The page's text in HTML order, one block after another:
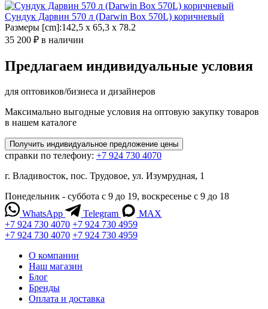
Сундук Дарвин 570 л (Darwin Box 570L) коричневый
Размеры [cm]:142,5 x 65,3 x 78.2
35 200 ₽ в наличии
Предлагаем индивидуальные условия
для оптовиков/бизнеса и дизайнеров
Максимально выгодные условия на оптовую закупку товаров
в нашем каталоге
Получить индивидуальное предложение цены
справки по телефону: +7 924 730 4070
г. Владивосток, пос. Трудовое, ул. Изумрудная, 1
Понедельник - суббота с 9 до 19, воскресенье с 9 до 18
WhatsApp
Telegram
MAX
+7 924 730 4070 +7 924 730 4959
+7 924 730 4070 +7 924 730 4959
О компании
Наш магазин
Блог
Бренды
Оплата и доставка